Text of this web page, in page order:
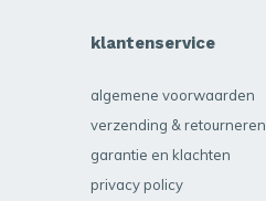
klantenservice
algemene voorwaarden
verzending & retourneren
garantie en klachten
privacy policy